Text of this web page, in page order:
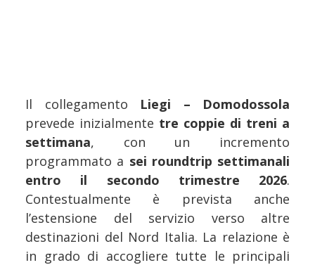
Il collegamento Liegi – Domodossola
prevede inizialmente tre coppie di treni a
settimana, con un incremento
programmato a sei roundtrip settimanali
entro il secondo trimestre 2026.
Contestualmente è prevista anche
l’estensione del servizio verso altre
destinazioni del Nord Italia. La relazione è
in grado di accogliere tutte le principali